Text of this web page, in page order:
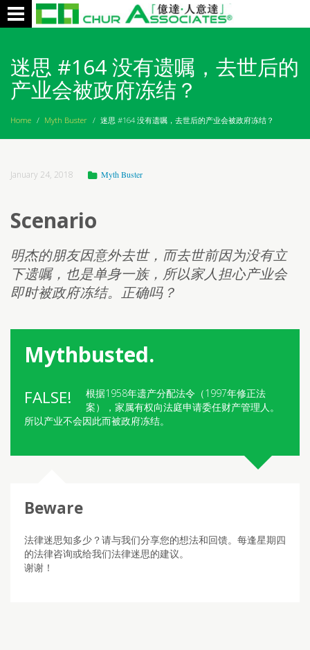
Toggle
navigation
迷思 #164 没有遗嘱，去世后的
产业会被政府冻结？
Home / Myth Buster / 迷思 #164 没有遗嘱，去世后的产业会被政府冻结？
January 24, 2018 Myth Buster
Scenario
明杰的朋友因意外去世，而去世前因为没有立
下遗嘱，也是单身一族，所以家人担心产业会
即时被政府冻结。正确吗？
Mythbusted.
根据1958年遗产分配法令（1997年修正法
案），家属有权向法庭申请委任财产管理人。
所以产业不会因此而被政府冻结。
法律迷思知多少？请与我们分享您的想法和回馈。每逢星期四
的法律咨询或给我们法律迷思的建议。
谢谢！